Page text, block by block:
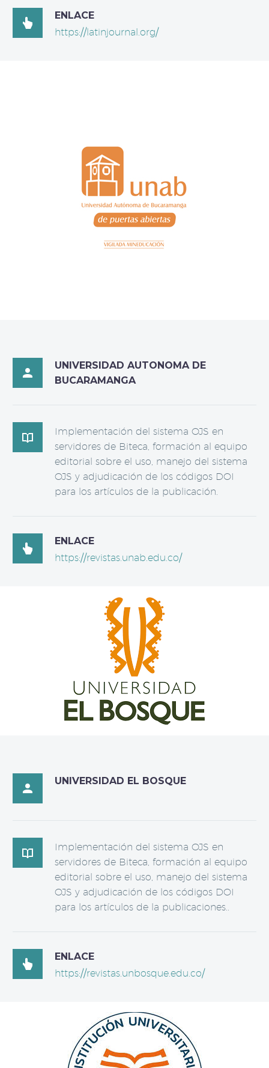

ENLACE
https://latinjournal.org/

UNIVERSIDAD AUTONOMA DE
BUCARAMANGA

Implementación del sistema OJS en
servidores de Biteca, formación al equipo
editorial sobre el uso, manejo del sistema
OJS y adjudicación de los códigos DOI
para los artículos de la publicación.

ENLACE
https://revistas.unab.edu.co/

UNIVERSIDAD EL BOSQUE

Implementación del sistema OJS en
servidores de Biteca, formación al equipo
editorial sobre el uso, manejo del sistema
OJS y adjudicación de los códigos DOI
para los artículos de la publicaciones..

ENLACE
https://revistas.unbosque.edu.co/